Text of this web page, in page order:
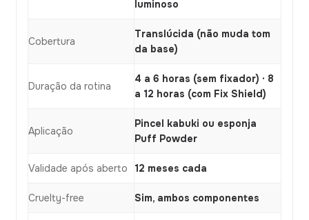
luminoso
Cobertura
Translúcida (não muda tom
da base)
Duração da rotina
4 a 6 horas (sem fixador) · 8
a 12 horas (com Fix Shield)
Aplicação
Pincel kabuki ou esponja
Puff Powder
Validade após aberto 12 meses cada
Cruelty-free Sim, ambos componentes